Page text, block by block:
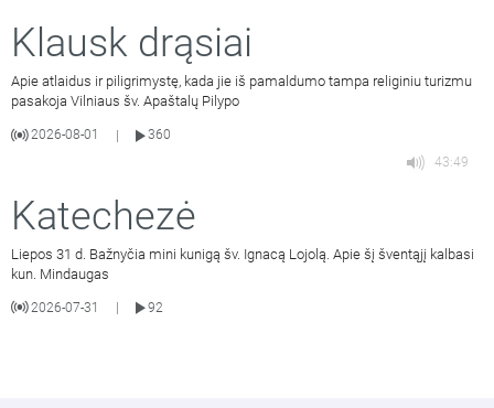
Klausk drąsiai
Apie atlaidus ir piligrimystę, kada jie iš pamaldumo tampa religiniu turizmu
pasakoja Vilniaus šv. Apaštalų Pilypo
2026-08-01
360
43:49
Katechezė
Liepos 31 d. Bažnyčia mini kunigą šv. Ignacą Lojolą. Apie šį šventąjį kalbasi
kun. Mindaugas
2026-07-31 92